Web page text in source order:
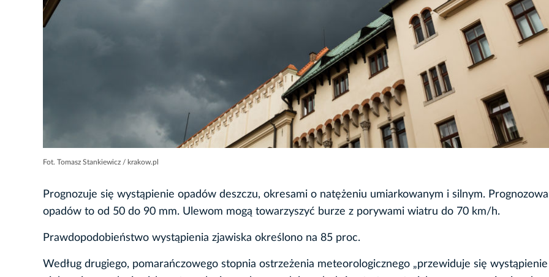
Fot. Tomasz Stankiewicz / krakow.pl
Prognozuje się wystąpienie opadów deszczu, okresami o natężeniu umiarkowanym i silnym.
opadów to od 50 do 90 mm. Ulewom mogą towarzyszyć burze z porywami wiatru do 70 km/h.
Prawdopodobieństwo wystąpienia zjawiska określono na 85 proc.
Według drugiego, pomarańczowego stopnia ostrzeżenia meteorologicznego „przewiduje się wystąpienie